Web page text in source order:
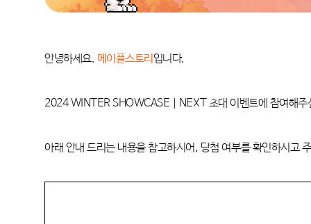
안녕하세요. 메이플스토리 입니다.
2024 WINTER SHOWCASE | NEXT 초대 이벤트에 참여해
아래 안내 드리는 내용을 참고하시어, 당첨 여부를 확인하시고